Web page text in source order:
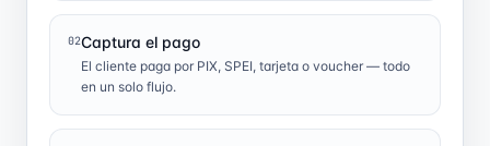
02Captura el pago
El cliente paga por PIX, SPEI, tarjeta o voucher — todo
en un solo flujo.